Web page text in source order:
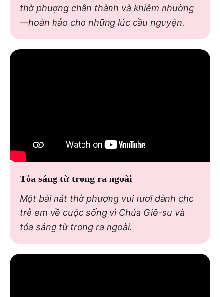
thờ phượng chân thành và khiêm nhường
—hoàn hảo cho những lúc cầu nguyện.
Tỏa sáng từ trong ra ngoài
Một bài hát thờ phượng vui tươi dành cho
trẻ em về cuộc sống vì Chúa Giê-su và
tỏa sáng từ trong ra ngoài.